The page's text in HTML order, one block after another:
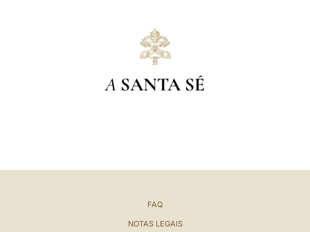
A SANTA SÉ
FAQ
NOTAS LEGAIS